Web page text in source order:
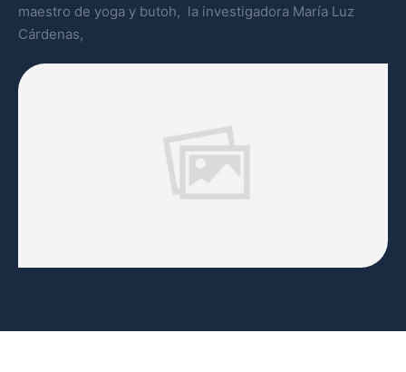
maestro de yoga y butoh, la investigadora María Luz
Cárdenas,